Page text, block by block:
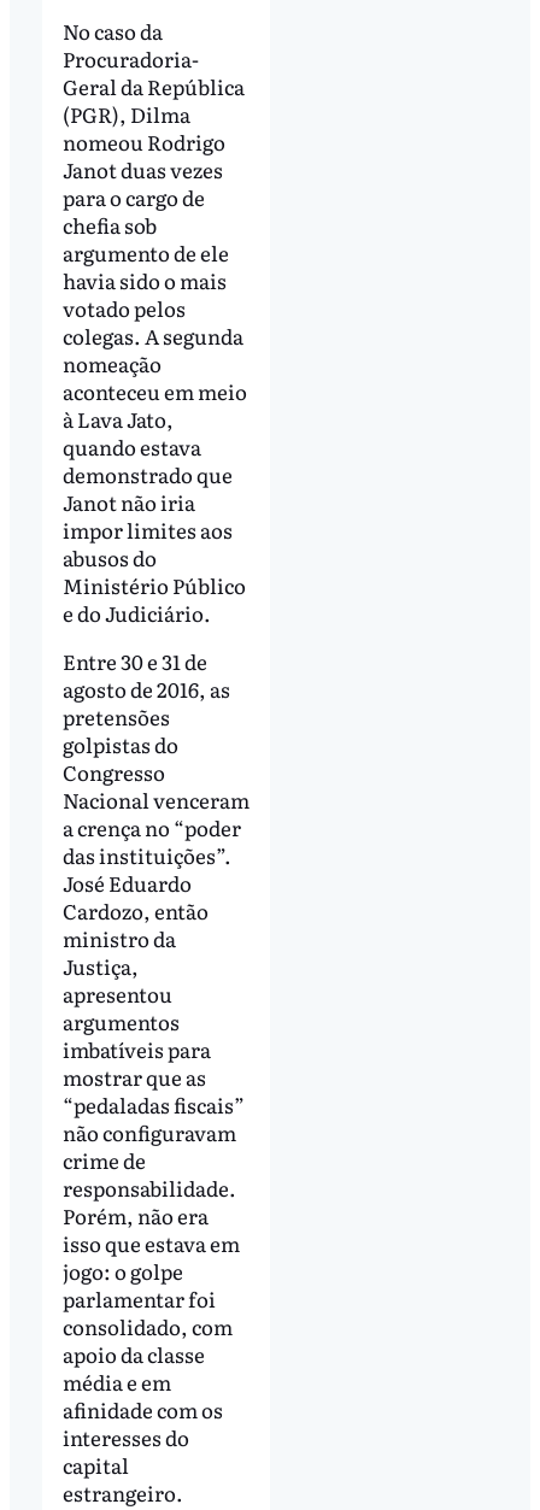
No caso da
Procuradoria-
Geral da República
(PGR), Dilma
nomeou Rodrigo
Janot duas vezes
para o cargo de
chefia sob
argumento de ele
havia sido o mais
votado pelos
colegas. A segunda
nomeação
aconteceu em meio
à Lava Jato,
quando estava
demonstrado que
Janot não iria
impor limites aos
abusos do
Ministério Público
e do Judiciário.
Entre 30 e 31 de
agosto de 2016, as
pretensões
golpistas do
Congresso
Nacional venceram
a crença no “poder
das instituições”.
José Eduardo
Cardozo, então
ministro da
Justiça,
apresentou
argumentos
imbatíveis para
mostrar que as
“pedaladas fiscais”
não configuravam
crime de
responsabilidade.
Porém, não era
isso que estava em
jogo: o golpe
parlamentar foi
consolidado, com
apoio da classe
média e em
afinidade com os
interesses do
capital
estrangeiro.